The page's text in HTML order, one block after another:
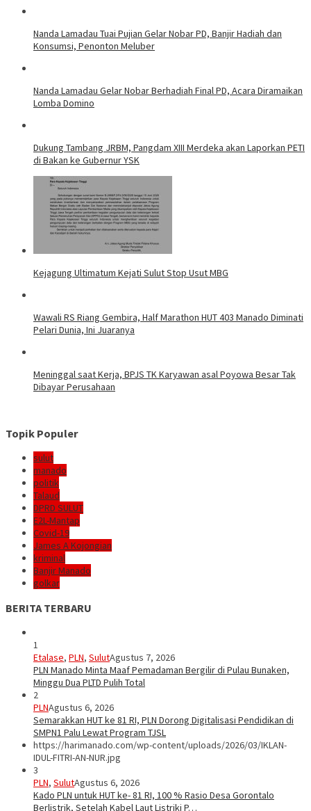
Nanda Lamadau Tuai Pujian Gelar Nobar PD, Banjir Hadiah dan
Konsumsi, Penonton Meluber
Nanda Lamadau Gelar Nobar Berhadiah Final PD, Acara Diramaikan
Lomba Domino
Dukung Tambang JRBM, Pangdam XIII Merdeka akan Laporkan PETI
di Bakan ke Gubernur YSK
Kejagung Ultimatum Kejati Sulut Stop Usut MBG
Wawali RS Riang Gembira, Half Marathon HUT 403 Manado Diminati
Pelari Dunia, Ini Juaranya
Meninggal saat Kerja, BPJS TK Karyawan asal Poyowa Besar Tak
Dibayar Perusahaan
Topik Populer
sulut
manado
politik
Talaud
DPRD SULUT
E2L-Mantap
Covid-19
James A Kojongian
kriminal
Banjir Manado
golkar
BERITA TERBARU
1
Etalase, PLN, SulutAgustus 7, 2026
PLN Manado Minta Maaf Pemadaman Bergilir di Pulau Bunaken,
Minggu Dua PLTD Pulih Total
2
PLNAgustus 6, 2026
Semarakkan HUT ke 81 RI, PLN Dorong Digitalisasi Pendidikan di
SMPN1 Palu Lewat Program TJSL
https://harimanado.com/wp-content/uploads/2026/03/IKLAN-
IDUL-FITRI-AN-NUR.jpg
3
PLN, SulutAgustus 6, 2026
Kado PLN untuk HUT ke- 81 RI, 100 % Rasio Desa Gorontalo
Berlistrik, Setelah Kabel Laut Listriki P…